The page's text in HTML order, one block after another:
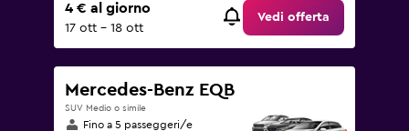
4 € al giorno
17 ott - 18 ott
Vedi offerta
Mercedes-Benz EQB
SUV Medio o simile
Fino a 5 passeggeri/e